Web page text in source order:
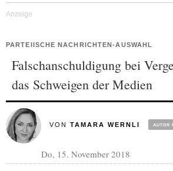
PARTEIISCHE NACHRICHTEN-AUSWAHL
Falschanschuldigung bei
das Schweigen der Medien
VON TAMARA WERNLI
Do, 15. November 2018